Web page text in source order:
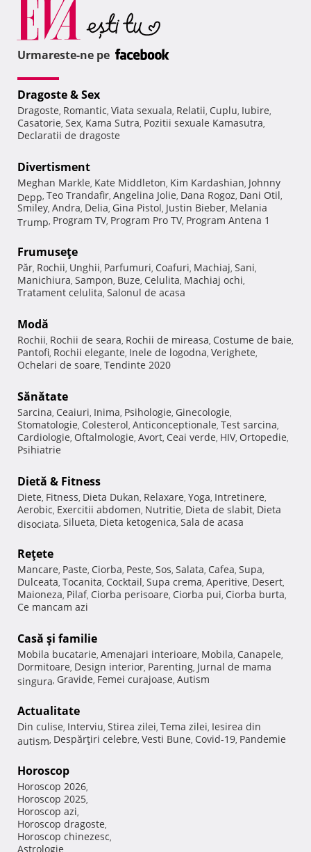
Urmareste-ne pe
Dragoste & Sex
Dragoste, Romantic, Viata sexuala, Relatii, Cuplu, Iubire,
Casatorie, Sex, Kama Sutra, Pozitii sexuale Kamasutra,
Declaratii de dragoste
Divertisment
Meghan Markle, Kate Middleton, Kim Kardashian, Johnny
Depp, Teo Trandafir, Angelina Jolie, Dana Rogoz, Dani Otil,
Smiley, Andra, Delia, Gina Pistol, Justin Bieber, Melania
Trump, Program TV, Program Pro TV, Program Antena 1
Frumuseţe
Păr, Rochii, Unghii, Parfumuri, Coafuri, Machiaj, Sani,
Manichiura, Sampon, Buze, Celulita, Machiaj ochi,
Tratament celulita, Salonul de acasa
Modă
Rochii, Rochii de seara, Rochii de mireasa, Costume de baie,
Pantofi, Rochii elegante, Inele de logodna, Verighete,
Ochelari de soare, Tendinte 2020
Sănătate
Sarcina, Ceaiuri, Inima, Psihologie, Ginecologie,
Stomatologie, Colesterol, Anticonceptionale, Test sarcina,
Cardiologie, Oftalmologie, Avort, Ceai verde, HIV, Ortopedie,
Psihiatrie
Dietă & Fitness
Diete, Fitness, Dieta Dukan, Relaxare, Yoga, Intretinere,
Aerobic, Exercitii abdomen, Nutritie, Dieta de slabit, Dieta
disociata, Silueta, Dieta ketogenica, Sala de acasa
Reţete
Mancare, Paste, Ciorba, Peste, Sos, Salata, Cafea, Supa,
Dulceata, Tocanita, Cocktail, Supa crema, Aperitive, Desert,
Maioneza, Pilaf, Ciorba perisoare, Ciorba pui, Ciorba burta,
Ce mancam azi
Casă şi familie
Mobila bucatarie, Amenajari interioare, Mobila, Canapele,
Dormitoare, Design interior, Parenting, Jurnal de mama
singura, Gravide, Femei curajoase, Autism
Actualitate
Din culise, Interviu, Stirea zilei, Tema zilei, Iesirea din
autism, Despărţiri celebre, Vesti Bune, Covid-19, Pandemie
Horoscop
Horoscop 2026,
Horoscop 2025,
Horoscop azi,
Horoscop dragoste,
Horoscop chinezesc,
Astrologie